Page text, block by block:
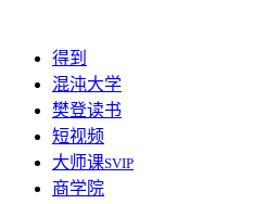
得到
混沌大学
樊登读书
短视频
大师课SVIP
商学院